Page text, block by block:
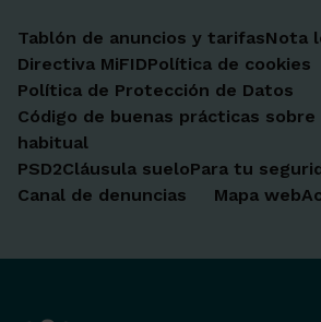
Tablón de anuncios y tarifasNota
Directiva MiFIDPolítica de cookies
Política de Protección de Datos
Código de buenas prácticas sobre
habitual
PSD2Cláusula sueloPara tu
Canal de denuncias
Mapa web